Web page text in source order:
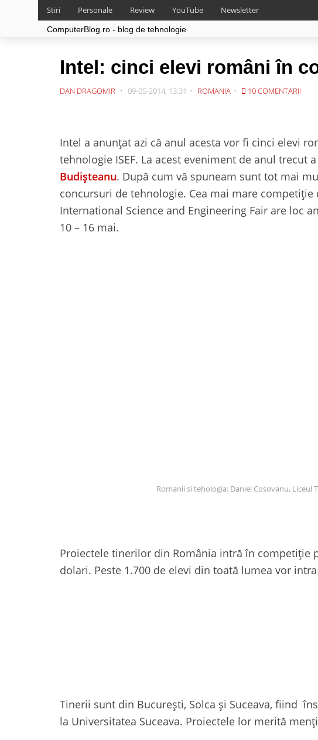
Stiri Personale Review YouTube Newsletter
ComputerBlog.ro - blog de tehnologie
Intel: cinci elevi români în
DAN DRAGOMIR 09-05-2014, 13:31 ROMANIA 10 COMENTARII
Intel a anunțat azi că anul acesta vor fi cinci elevi
tehnologie ISEF. La acest eveniment de anul trecut
Budișteanu. După cum vă spuneam sunt tot mai
concursuri de tehnologie. Cea mai mare
International Science and Engineering Fair are loc
10 – 16 mai.
Romanii si tehologia: Daniel Cosovanu, Liceul
Proiectele tinerilor din România intră în competiție
dolari. Peste 1.700 de elevi din toată lumea vor
Tinerii sunt din București, Solca şi Suceava, fiind
la Universitatea Suceava. Proiectele lor merită